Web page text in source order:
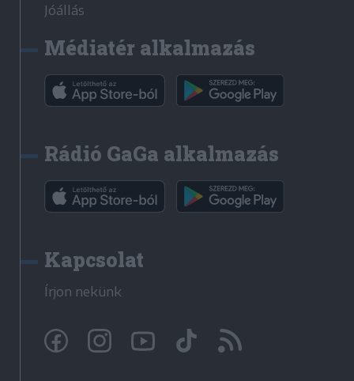
Jóállás
Médiatér alkalmazás
Rádió GaGa alkalmazás
Kapcsolat
Írjon nekünk